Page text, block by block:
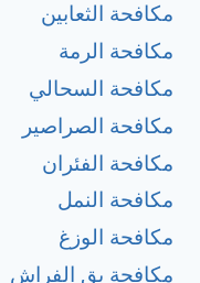
مكافحة الثعابين
مكافحة الرمة
مكافحة السحالي
مكافحة الصراصير
مكافحة الفئران
مكافحة النمل
مكافحة الوزغ
مكافحة بق الفراش